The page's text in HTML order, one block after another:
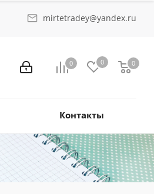
mirtetradey@yandex.ru
0 0 0
Контакты